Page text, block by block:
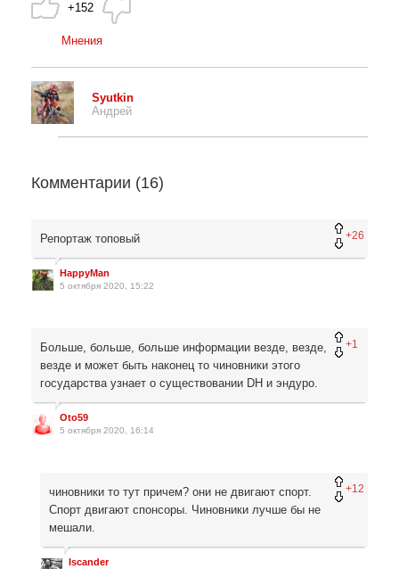
+152
Мнения
Syutkin
Андрей
Комментарии (16)
+26
Репортаж топовый
HappyMan
5 октября 2020, 15:22
+1
Больше, больше, больше информации везде, везде,
везде и может быть наконец то чиновники этого
государства узнает о существовании DH и эндуро.
Oto59
5 октября 2020, 16:14
+12
чиновники то тут причем? они не двигают спорт.
Спорт двигают спонсоры. Чиновники лучше бы не
мешали.
Iscander